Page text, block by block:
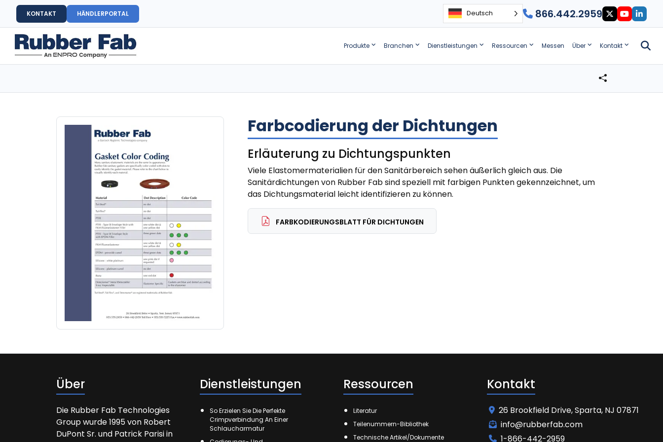
KONTAKT HÄNDLERPORTAL Deutsch 866.442.2959
Produkte Branchen Dienstleistungen Ressourcen Messen Über Kontakt
Farbcodierung der Dichtungen
Erläuterung zu Dichtungspunkten
Viele Elastomermaterialien für den Sanitärbereich sehen äußerlich gleich aus. Die
Sanitärdichtungen von Rubber Fab sind speziell mit farbigen Punkten gekennzeichnet, um
das Dichtungsmaterial leicht identifizieren zu können.
FARBKODIERUNGSBLATT FÜR DICHTUNGEN
Über
Die Rubber Fab Technologies
Group wurde 1995 von Robert
DuPont Sr. und Patrick Parisi in
Dienstleistungen
So Erzielen Sie Die Perfekte
Crimpverbindung An Einer
Schlaucharmatur
Ressourcen
Literatur
Teilenummern-Bibliothek
Technische Artikel/Dokumente
Kontakt
26 Brookfield Drive, Sparta, NJ 07871
info@rubberfab.com
1-866-442-2959